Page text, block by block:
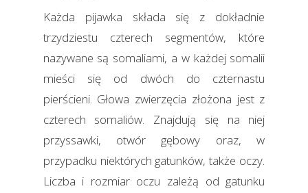
Każda pijawka składa się z dokładnie
trzydziestu czterech segmentów, które
nazywane są somaliami, a w każdej somalii
mieści się od dwóch do czternastu
pierścieni. Głowa zwierzęcia złożona jest z
czterech somaliów. Znajdują się na niej
przyssawki, otwór gębowy oraz, w
przypadku niektórych gatunków, także oczy.
Liczba i rozmiar oczu zależą od gatunku